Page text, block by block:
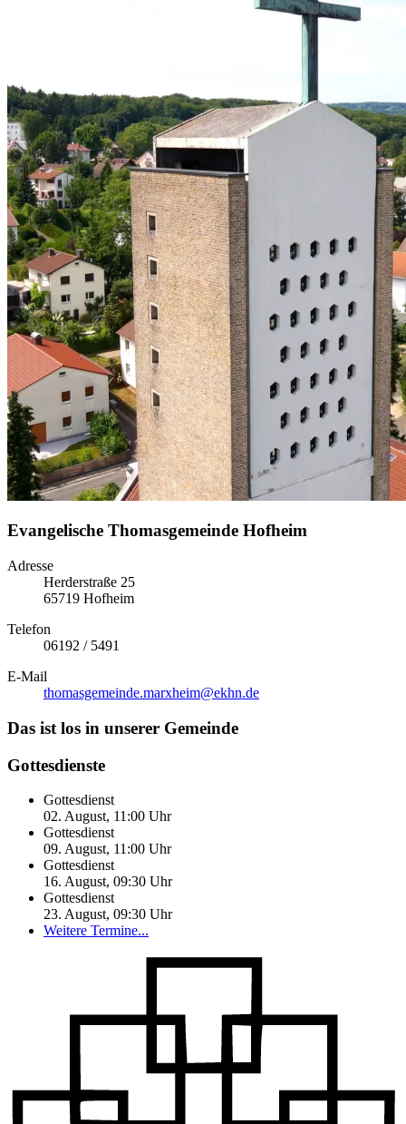
Evangelische Thomasgemein­de Hofheim
Adresse
Herderstraße 25
65719 Hofheim
Telefon
06192 / 5491
E-Mail
thomasgemeinde.marxheim­@ekhn.de
Das ist los in unserer Gemeinde
Gottesdienste
Gottesdienst
02. August, 11:00 Uhr
Gottesdienst
09. August, 11:00 Uhr
Gottesdienst
16. August, 09:30 Uhr
Gottesdienst
23. August, 09:30 Uhr
Weitere Termine...